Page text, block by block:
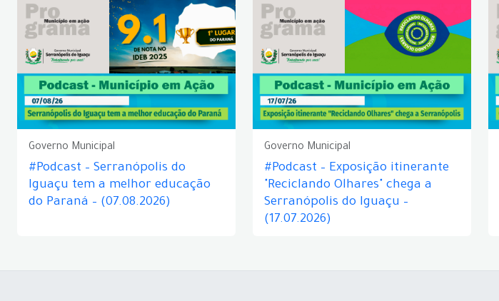
Governo Municipal
#Podcast – Serranópolis do
Iguaçu tem a melhor educação
do Paraná – (07.08.2026)
Governo Municipal
#Podcast – Exposição itinerante
"Reciclando Olhares" chega a
Serranópolis do Iguaçu –
(17.07.2026)